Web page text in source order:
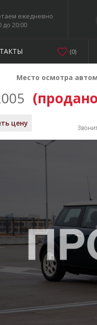
ежедневно
до 20:00
(0)
Место осмотра
цену